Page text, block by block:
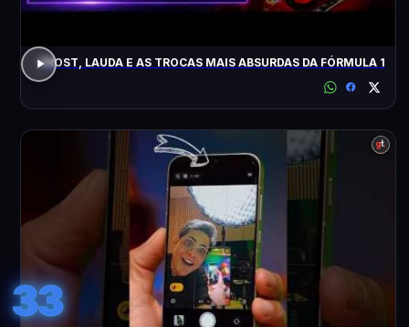
PROST, LAUDA E AS TROCAS MAIS ABSURDAS DA FÓRMULA 1
33